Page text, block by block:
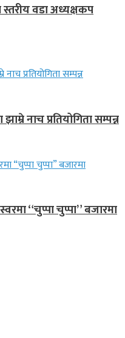
स्तरीय वडा अध्यक्षकप
नाच प्रतियोगिता सम्पन्न
“चुप्पा चुप्पा” बजारमा